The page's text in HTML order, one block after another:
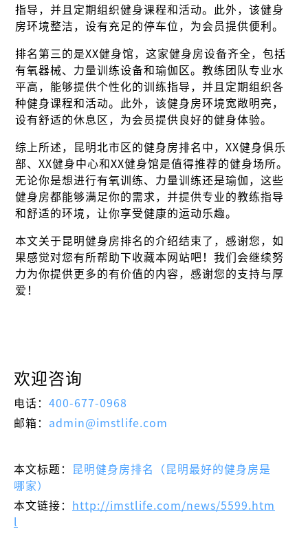
指导，并且定期组织健身课程和活动。此外，该健身
房环境整洁，设有充足的停车位，为会员提供便利。
排名第三的是XX健身馆，这家健身房设备齐全，包括
有氧器械、力量训练设备和瑜伽区。教练团队专业水
平高，能够提供个性化的训练指导，并且定期组织各
种健身课程和活动。此外，该健身房环境宽敞明亮，
设有舒适的休息区，为会员提供良好的健身体验。
综上所述，昆明北市区的健身房排名中，XX健身俱乐
部、XX健身中心和XX健身馆是值得推荐的健身场所。
无论你是想进行有氧训练、力量训练还是瑜伽，这些
健身房都能够满足你的需求，并提供专业的教练指导
和舒适的环境，让你享受健康的运动乐趣。
本文关于昆明健身房排名的介绍结束了，感谢您，如
果感觉对您有所帮助下收藏本网站吧！我们会继续努
力为你提供更多的有价值的内容，感谢您的支持与厚
爱！
欢迎咨询
电话： 400-677-0968
邮箱： admin@imstlife.com
本文标题：
昆明健身房排名（昆明最好的健身房是
哪家）
本文链接：
http://imstlife.com/news/5599.htm